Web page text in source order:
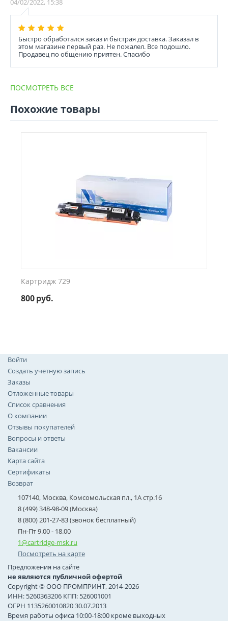
04/02/2022, 15:38
Быстро обработался заказ и быстрая доставка. Заказал в
этом магазине первый раз. Не пожалел. Все подошло.
Продавец по общению приятен. Спасибо
ПОСМОТРЕТЬ ВСЕ
Похожие товары
Картридж 729
800руб.
Войти
Создать учетную запись
Заказы
Отложенные товары
Список сравнения
О компании
Отзывы покупателей
Вопросы и ответы
Вакансии
Карта сайта
Сертификаты
Возврат
107140, Москва, Комсомольская пл., 1А стр.16
8 (499) 348-98-09 (Москва)
8 (800) 201-27-83 (звонок бесплатный)
Пн-Пт 9.00 - 18.00
1@cartridge-msk.ru
Посмотреть на карте
Предложения на сайте
не являются публичной офертой
Copyright © ООО ПРОМПРИНТ, 2014-2026
ИНН: 5260363206 КПП: 526001001
ОГРН 1135260010820 30.07.2013
Время работы офиса 10:00-18:00 кроме выходных